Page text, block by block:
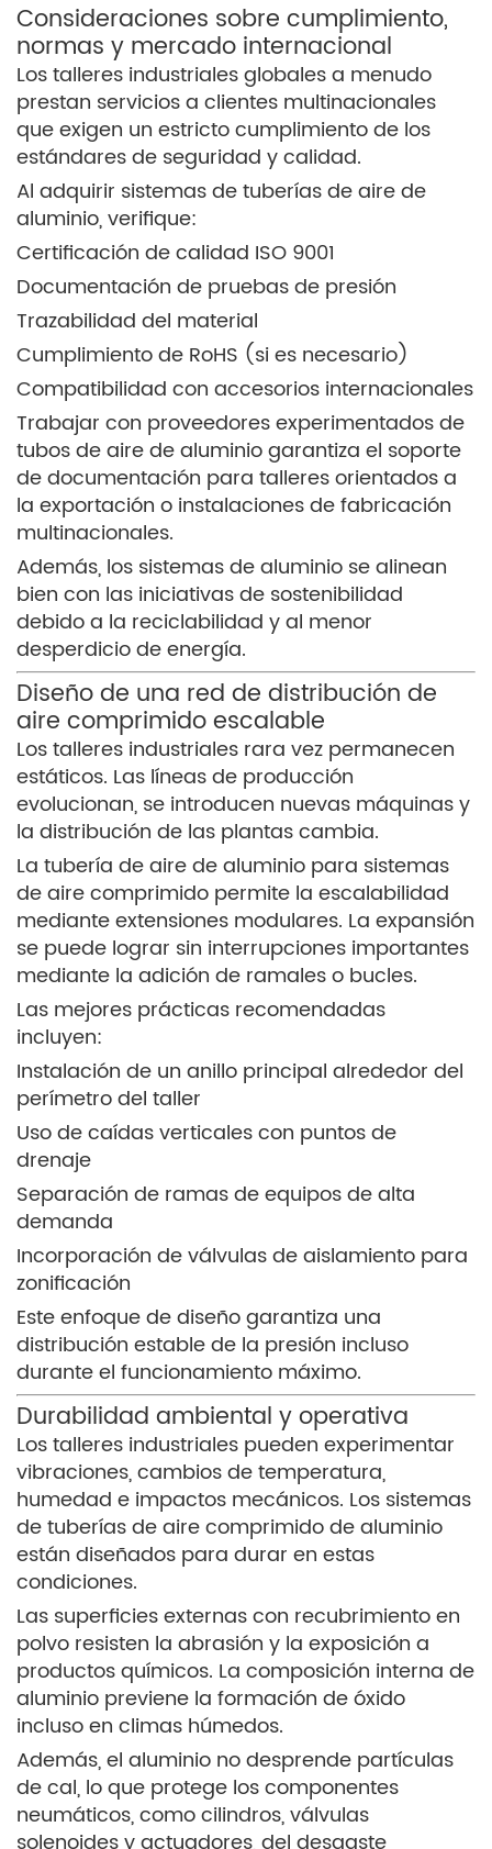
Consideraciones sobre cumplimiento,
normas y mercado internacional
Los talleres industriales globales a menudo
prestan servicios a clientes multinacionales
que exigen un estricto cumplimiento de los
estándares de seguridad y calidad.
Al adquirir sistemas de tuberías de aire de
aluminio, verifique:
Certificación de calidad ISO 9001
Documentación de pruebas de presión
Trazabilidad del material
Cumplimiento de RoHS (si es necesario)
Compatibilidad con accesorios internacionales
Trabajar con proveedores experimentados de
tubos de aire de aluminio garantiza el soporte
de documentación para talleres orientados a
la exportación o instalaciones de fabricación
multinacionales.
Además, los sistemas de aluminio se alinean
bien con las iniciativas de sostenibilidad
debido a la reciclabilidad y al menor
desperdicio de energía.
Diseño de una red de distribución de
aire comprimido escalable
Los talleres industriales rara vez permanecen
estáticos. Las líneas de producción
evolucionan, se introducen nuevas máquinas y
la distribución de las plantas cambia.
La tubería de aire de aluminio para sistemas
de aire comprimido permite la escalabilidad
mediante extensiones modulares. La expansión
se puede lograr sin interrupciones importantes
mediante la adición de ramales o bucles.
Las mejores prácticas recomendadas
incluyen:
Instalación de un anillo principal alrededor del
perímetro del taller
Uso de caídas verticales con puntos de
drenaje
Separación de ramas de equipos de alta
demanda
Incorporación de válvulas de aislamiento para
zonificación
Este enfoque de diseño garantiza una
distribución estable de la presión incluso
durante el funcionamiento máximo.
Durabilidad ambiental y operativa
Los talleres industriales pueden experimentar
vibraciones, cambios de temperatura,
humedad e impactos mecánicos. Los sistemas
de tuberías de aire comprimido de aluminio
están diseñados para durar en estas
condiciones.
Las superficies externas con recubrimiento en
polvo resisten la abrasión y la exposición a
productos químicos. La composición interna de
aluminio previene la formación de óxido
incluso en climas húmedos.
Además, el aluminio no desprende partículas
de cal, lo que protege los componentes
neumáticos, como cilindros, válvulas